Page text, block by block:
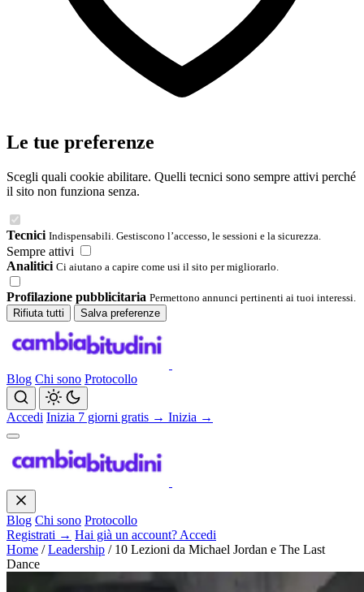
Le tue preferenze
Scegli quali cookie abilitare. Quelli tecnici sono sempre attivi perché
il sito non funziona senza.
Tecnici Indispensabili. Gestiscono l’accesso, le sessioni e la sicurezza.
Sempre attivi
Analitici Ci aiutano a capire come usi il sito per migliorarlo.
Profilazione pubblicitaria Permettono annunci pertinenti ai tuoi interessi.
Rifiuta tutti
Salva preferenze
Blog Chi sono Protocollo
Accedi Inizia 7 giorni gratis → Inizia →
Blog Chi sono Protocollo
Registrati → Hai già un account? Accedi
Home / Leadership / 10 Lezioni da Michael Jordan e The Last
Dance